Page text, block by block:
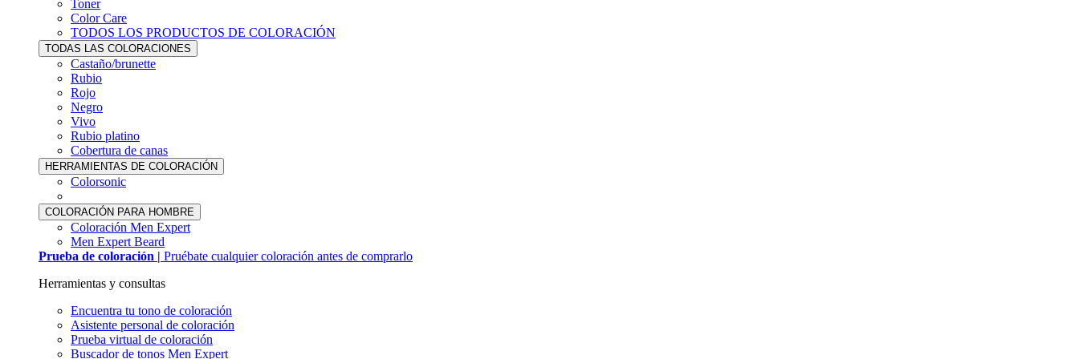
Toner
Color Care
TODOS LOS PRODUCTOS DE COLORACIÓN
TODAS LAS COLORACIONES
Castaño/brunette
Rubio
Rojo
Negro
Vivo
Rubio platino
Cobertura de canas
HERRAMIENTAS DE COLORACIÓN
Colorsonic
COLORACIÓN PARA HOMBRE
Coloración Men Expert
Men Expert Beard
Prueba de coloración | Pruébate cualquier coloración antes de comprarlo
Herramientas y consultas
Encuentra tu tono de coloración
Asistente personal de coloración
Prueba virtual de coloración
Buscador de tonos Men Expert